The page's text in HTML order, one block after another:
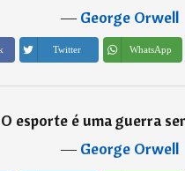
―George Orwell
Twitter WhatsApp
O esporte é uma guerra
―George Orwell